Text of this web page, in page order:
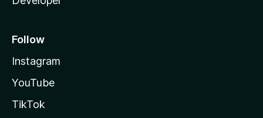
Follow
Instagram
YouTube
TikTok